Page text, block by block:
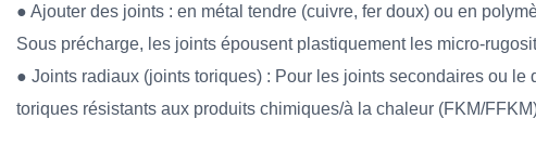
● Ajouter des joints : en métal tendre (cuivre, fer doux) ou en
Sous précharge, les joints épousent plastiquement les micro-
● Joints radiaux (joints toriques) : Pour les joints secondaires ou
toriques résistants aux produits chimiques/à la chaleur (FKM/